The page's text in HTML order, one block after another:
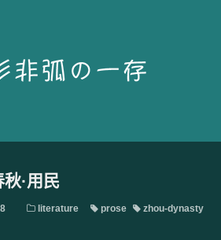
·用民
literature prose zhou-dynasty